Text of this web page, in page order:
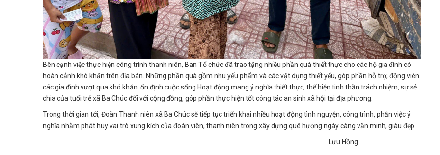
Bên cạnh việc thực hiện công trình thanh niên, Ban Tổ chức đã trao tặng nhiều phần quà thiết thực cho các hộ gia đình có
hoàn cảnh khó khăn trên địa bàn. Những phần quà gồm nhu yếu phẩm và các vật dụng thiết yếu, góp phần hỗ trợ, động viên
các gia đình vượt qua khó khăn, ổn định cuộc sống.Hoạt động mang ý nghĩa thiết thực, thể hiện tinh thần trách nhiệm, sự sẻ
chia của tuổi trẻ xã Ba Chúc đối với cộng đồng, góp phần thực hiện tốt công tác an sinh xã hội tại địa phương.
Trong thời gian tới, Đoàn Thanh niên xã Ba Chúc sẽ tiếp tục triển khai nhiều hoạt động tình nguyện, công trình, phần việc ý
nghĩa nhằm phát huy vai trò xung kích của đoàn viên, thanh niên trong xây dựng quê hương ngày càng văn minh, giàu đẹp.
Lưu Hồng